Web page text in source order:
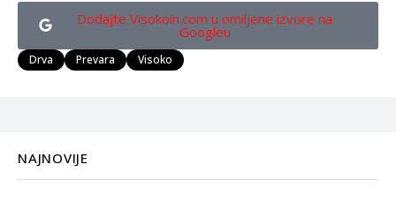
Dodajte Visokoin.com u omiljene izvore na
Googleu
Drva Prevara Visoko
NAJNOVIJE